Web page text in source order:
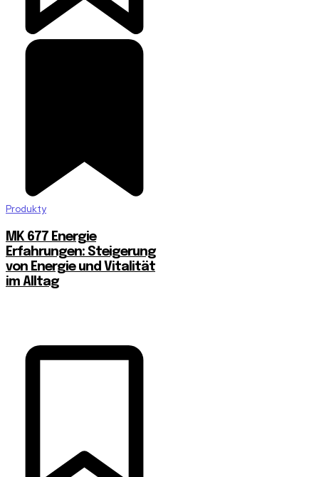
Produkty
MK 677 Energie
Erfahrungen: Steigerung
von Energie und Vitalität
im Alltag